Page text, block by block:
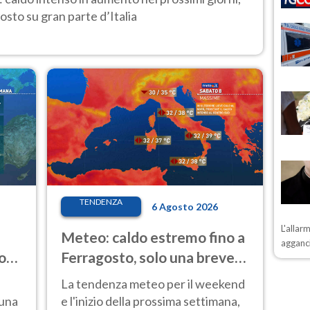
su gran parte d’Italia
TENDENZA 6 Agosto 2026
Meteo: caldo estremo fino a
Ferragosto, solo una breve
pausa. Ecco dove
La tendenza meteo per il weekend
e l'inizio della prossima settimana,